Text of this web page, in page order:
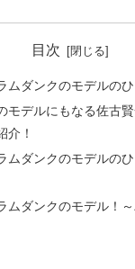
目次
ムダンクのモデルのひ
モデルにもなる佐古
介！
ムダンクのモデルの
ムダンクのモデル！